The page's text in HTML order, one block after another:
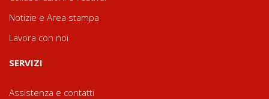
Notizie e Area stampa
Lavora con noi
SERVIZI
Assistenza e contatti